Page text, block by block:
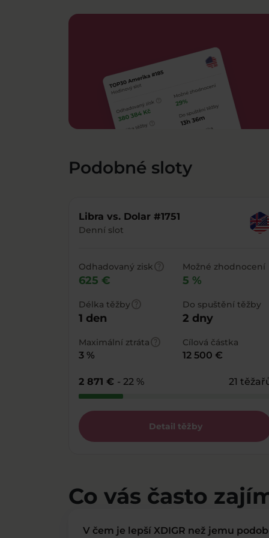
Podobné sloty
Libra vs. Dolar #1751
Denní slot
Odhadovaný ziskhelp
625 €
Možné zhodnocení
5 %
Délka těžbyhelp
1 den
Do spuštění těžby
2 dny
Maximální ztrátahelp
3 %
Cílová částka
12 500 €
2 871 € - 22 % 21
Detail těžby
Co vás často
V čem je lepší XDIGR než jemu